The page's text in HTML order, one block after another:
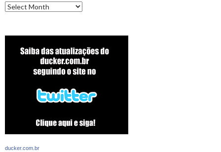
Archives
ducker.com.br